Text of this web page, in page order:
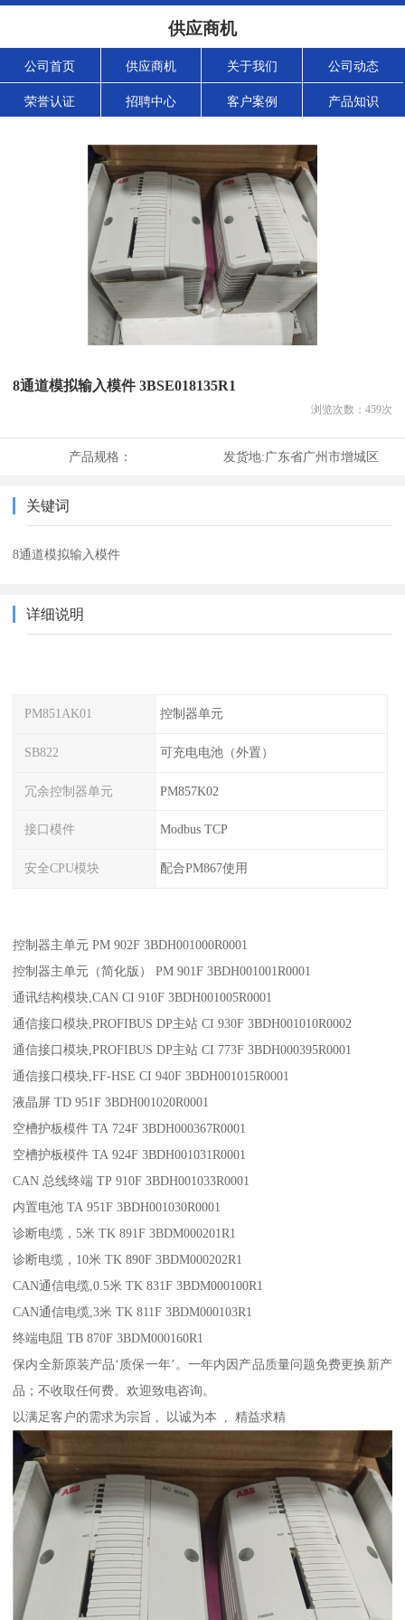
供应商机
公司首页 供应商机 关于我们 公司动态
荣誉认证 招聘中心 客户案例 产品知识
8通道模拟输入模件 3BSE018135R1
浏览次数： 459次
产品规格： 发货地:广东省广州市增城区
关键词
8通道模拟输入模件
详细说明
PM851AK01 控制器单元
SB822 可充电电池（外置）
冗余控制器单元 PM857K02
接口模件 Modbus TCP
安全CPU模块 配合PM867使用
控制器主单元 PM 902F 3BDH001000R0001
控制器主单元（简化版） PM 901F 3BDH001001R0001
通讯结构模块,CAN CI 910F 3BDH001005R0001
通信接口模块,PROFIBUS DP主站 CI 930F 3BDH001010R0002
通信接口模块,PROFIBUS DP主站 CI 773F 3BDH000395R0001
通信接口模块,FF-HSE CI 940F 3BDH001015R0001
液晶屏 TD 951F 3BDH001020R0001
空槽护板模件 TA 724F 3BDH000367R0001
空槽护板模件 TA 924F 3BDH001031R0001
CAN 总线终端 TP 910F 3BDH001033R0001
内置电池 TA 951F 3BDH001030R0001
诊断电缆，5米 TK 891F 3BDM000201R1
诊断电缆，10米 TK 890F 3BDM000202R1
CAN通信电缆,0.5米 TK 831F 3BDM000100R1
CAN通信电缆,3米 TK 811F 3BDM000103R1
终端电阻 TB 870F 3BDM000160R1
保内全新原装产品‘质保一年’。一年内因产品质量问题免费更换新产
品；不收取任何费。欢迎致电咨询。
以满足客户的需求为宗旨 , 以诚为本 , 精益求精